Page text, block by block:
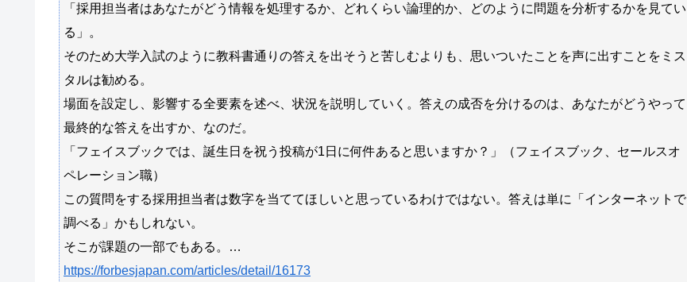
「採用担当者はあなたがどう情報を処理するか、どれくらい論理的か、どのように問題を分析するかを見てい
る」。
そのため大学入試のように教科書通りの答えを出そうと苦しむよりも、思いついたことを声に出すことをミス
タルは勧める。
場面を設定し、影響する全要素を述べ、状況を説明していく。答えの成否を分けるのは、あなたがどうやって
最終的な答えを出すか、なのだ。
「フェイスブックでは、誕生日を祝う投稿が1日に何件あると思いますか？」（フェイスブック、セールスオ
ペレーション職）
この質問をする採用担当者は数字を当ててほしいと思っているわけではない。答えは単に「インターネットで
調べる」かもしれない。
そこが課題の一部でもある。…
https://forbesjapan.com/articles/detail/16173